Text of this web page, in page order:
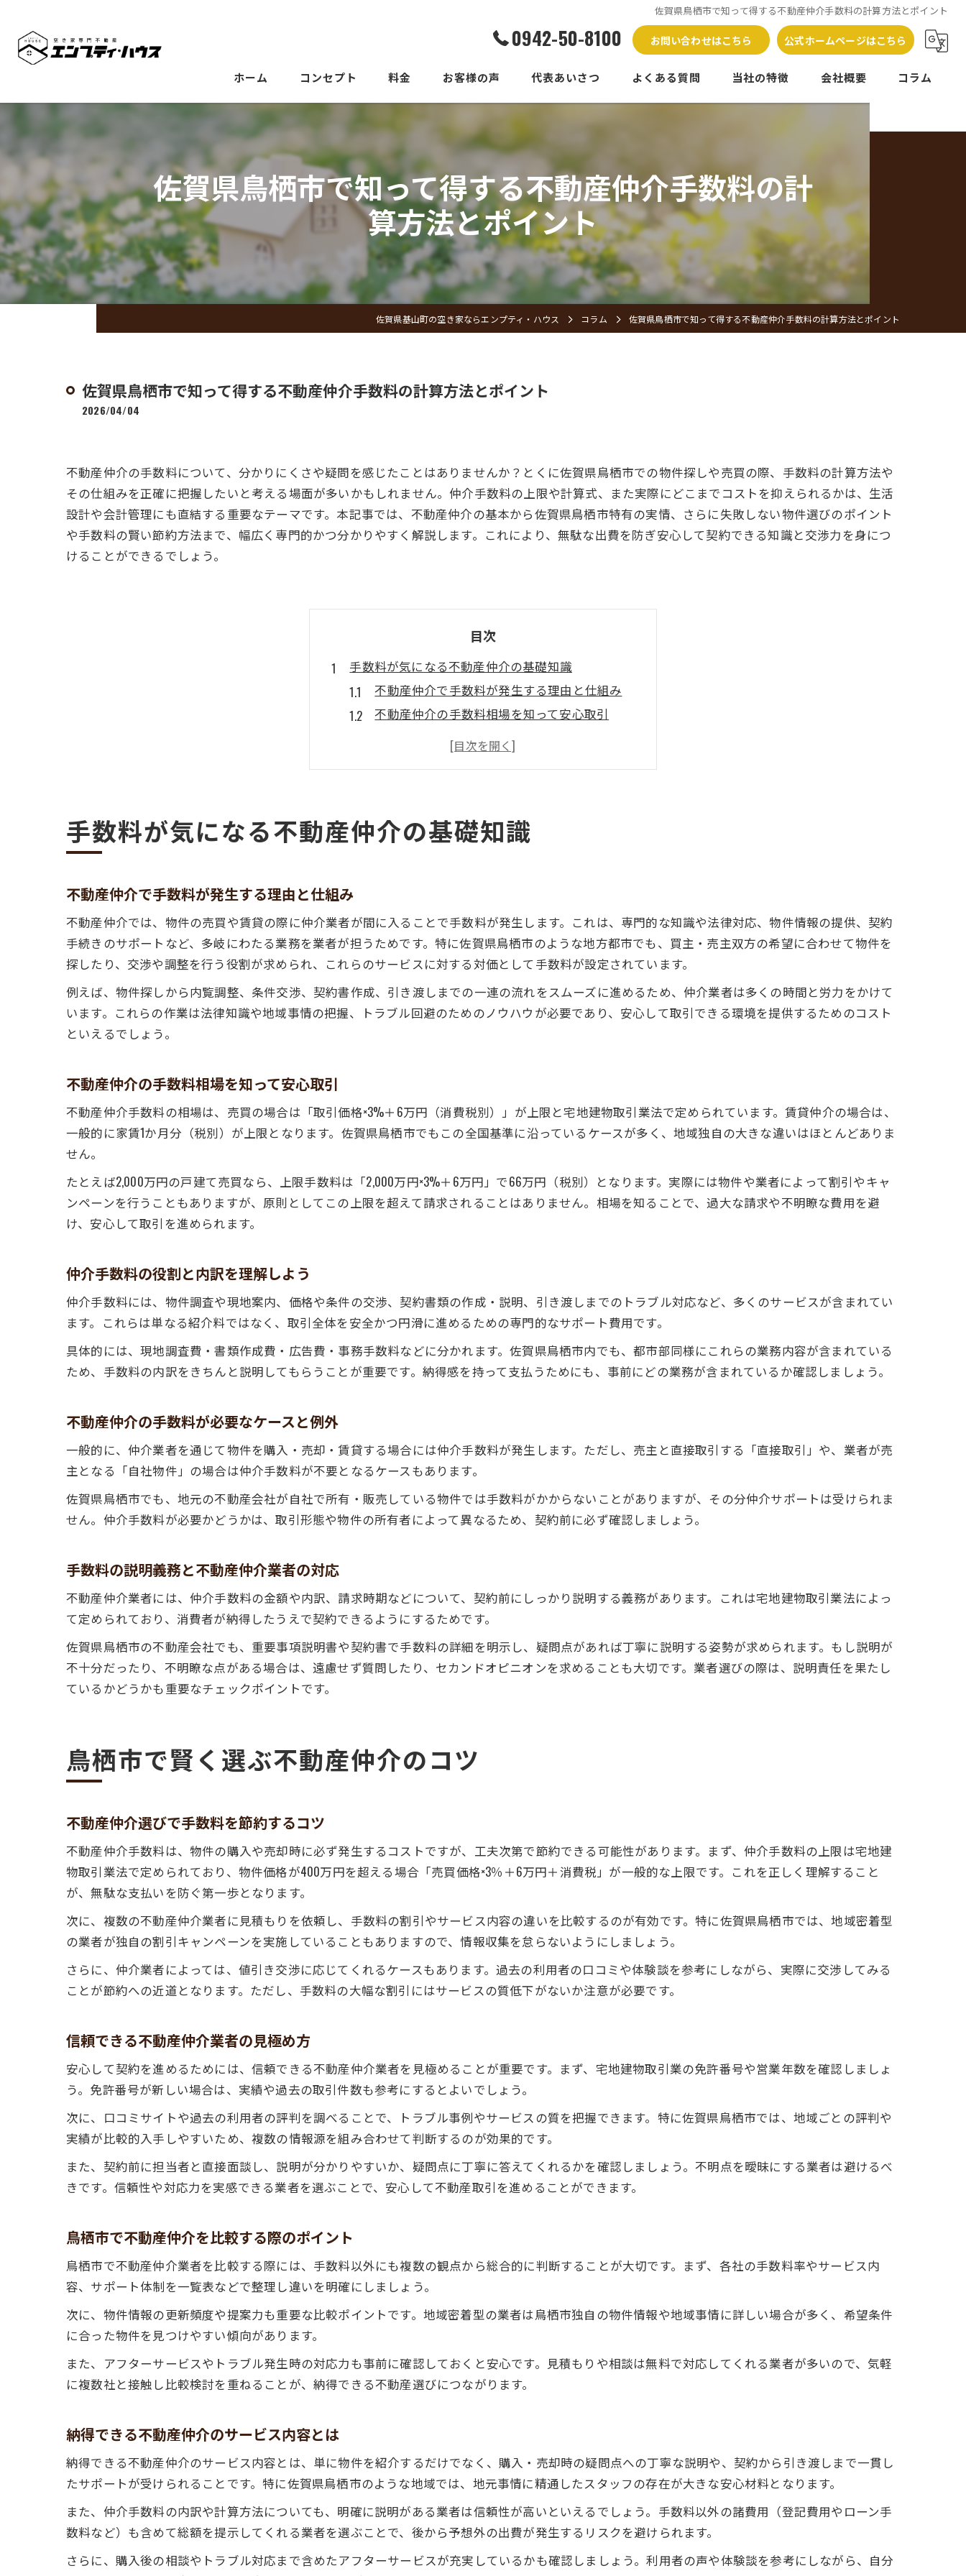
佐賀県鳥栖市で知って得する不動産仲介手数料の計算方法とポイント
0942-50-8100 お問い合わせはこちら 公式ホームページはこちら
ホーム コンセプト 料金 お客様の声 代表あいさつ よくある質問 当社の特徴
相続
相談
処分
会社概要 コラム
佐賀県鳥栖市で知って得する不動産仲介手数料の計
算方法とポイント
佐賀県基山町の空き家ならエンプティ・ハウス コラム 佐賀県鳥栖市で知って得する不動産仲介手数料の計算方法とポイント
佐賀県鳥栖市で知って得する不動産仲介手数料の計算方法とポイント
2026/04/04
不動産仲介の手数料について、分かりにくさや疑問を感じたことはありませんか？とくに佐賀県鳥栖市での物件探しや売買の際、手数料の計算方法や
その仕組みを正確に把握したいと考える場面が多いかもしれません。仲介手数料の上限や計算式、また実際にどこまでコストを抑えられるかは、生活
設計や会計管理にも直結する重要なテーマです。本記事では、不動産仲介の基本から佐賀県鳥栖市特有の実情、さらに失敗しない物件選びのポイント
や手数料の賢い節約方法まで、幅広く専門的かつ分かりやすく解説します。これにより、無駄な出費を防ぎ安心して契約できる知識と交渉力を身につ
けることができるでしょう。
目次
手数料が気になる不動産仲介の基礎知識
不動産仲介で手数料が発生する理由と仕組み
不動産仲介の手数料相場を知って安心取引
仲介手数料の役割と内訳を理解しよう
不動産仲介選びで手数料を節約するコツ
手数料交渉のタイミングと成功の秘訣
仲介手数料の計算方法を徹底解説
不動産仲介で使われる手数料計算式の基本
売買と賃貸で異なる手数料の計算ポイント
具体的な不動産仲介手数料の計算例を紹介
不動産仲介における手数料按分の意味を理解
土地と建物の割合で変わる手数料の注意点
不動産仲介で損しない按分交渉のコツ
会計処理に強い不動産仲介の選び方
不動産仲介手数料の割引交渉術を伝授
初期費用削減に役立つ不動産仲介の選択肢
費用明細を確認し無駄を省く実践方法
節約志向で安心の不動産仲介を実現
手数料節約で安心取引を目指すコツ
不動産仲介でリスクを減らすチェックポイント
節約派におすすめの不動産仲介活用法
手数料が気になる不動産仲介の基礎知識
不動産仲介で手数料が発生する理由と仕組み
不動産仲介では、物件の売買や賃貸の際に仲介業者が間に入ることで手数料が発生します。これは、専門的な知識や法律対応、物件情報の提供、契約
手続きのサポートなど、多岐にわたる業務を業者が担うためです。特に佐賀県鳥栖市のような地方都市でも、買主・売主双方の希望に合わせて物件を
探したり、交渉や調整を行う役割が求められ、これらのサービスに対する対価として手数料が設定されています。
例えば、物件探しから内覧調整、条件交渉、契約書作成、引き渡しまでの一連の流れをスムーズに進めるため、仲介業者は多くの時間と労力をかけて
います。これらの作業は法律知識や地域事情の把握、トラブル回避のためのノウハウが必要であり、安心して取引できる環境を提供するためのコスト
といえるでしょう。
不動産仲介の手数料相場を知って安心取引
不動産仲介手数料の相場は、売買の場合は「取引価格×3%＋6万円（消費税別）」が上限と宅地建物取引業法で定められています。賃貸仲介の場合は、
一般的に家賃1か月分（税別）が上限となります。佐賀県鳥栖市でもこの全国基準に沿っているケースが多く、地域独自の大きな違いはほとんどありま
せん。
たとえば2,000万円の戸建て売買なら、上限手数料は「2,000万円×3%＋6万円」で66万円（税別）となります。実際には物件や業者によって割引やキャ
ンペーンを行うこともありますが、原則としてこの上限を超えて請求されることはありません。相場を知ることで、過大な請求や不明瞭な費用を避
け、安心して取引を進められます。
仲介手数料の役割と内訳を理解しよう
仲介手数料には、物件調査や現地案内、価格や条件の交渉、契約書類の作成・説明、引き渡しまでのトラブル対応など、多くのサービスが含まれてい
ます。これらは単なる紹介料ではなく、取引全体を安全かつ円滑に進めるための専門的なサポート費用です。
具体的には、現地調査費・書類作成費・広告費・事務手数料などに分かれます。佐賀県鳥栖市内でも、都市部同様にこれらの業務内容が含まれている
ため、手数料の内訳をきちんと説明してもらうことが重要です。納得感を持って支払うためにも、事前にどの業務が含まれているか確認しましょう。
不動産仲介の手数料が必要なケースと例外
一般的に、仲介業者を通じて物件を購入・売却・賃貸する場合には仲介手数料が発生します。ただし、売主と直接取引する「直接取引」や、業者が売
主となる「自社物件」の場合は仲介手数料が不要となるケースもあります。
佐賀県鳥栖市でも、地元の不動産会社が自社で所有・販売している物件では手数料がかからないことがありますが、その分仲介サポートは受けられま
せん。仲介手数料が必要かどうかは、取引形態や物件の所有者によって異なるため、契約前に必ず確認しましょう。
手数料の説明義務と不動産仲介業者の対応
不動産仲介業者には、仲介手数料の金額や内訳、請求時期などについて、契約前にしっかり説明する義務があります。これは宅地建物取引業法によっ
て定められており、消費者が納得したうえで契約できるようにするためです。
佐賀県鳥栖市の不動産会社でも、重要事項説明書や契約書で手数料の詳細を明示し、疑問点があれば丁寧に説明する姿勢が求められます。もし説明が
不十分だったり、不明瞭な点がある場合は、遠慮せず質問したり、セカンドオピニオンを求めることも大切です。業者選びの際は、説明責任を果たし
ているかどうかも重要なチェックポイントです。
鳥栖市で賢く選ぶ不動産仲介のコツ
不動産仲介選びで手数料を節約するコツ
不動産仲介手数料は、物件の購入や売却時に必ず発生するコストですが、工夫次第で節約できる可能性があります。まず、仲介手数料の上限は宅地建
物取引業法で定められており、物件価格が400万円を超える場合「売買価格×3％＋6万円＋消費税」が一般的な上限です。これを正しく理解すること
が、無駄な支払いを防ぐ第一歩となります。
次に、複数の不動産仲介業者に見積もりを依頼し、手数料の割引やサービス内容の違いを比較するのが有効です。特に佐賀県鳥栖市では、地域密着型
の業者が独自の割引キャンペーンを実施していることもありますので、情報収集を怠らないようにしましょう。
さらに、仲介業者によっては、値引き交渉に応じてくれるケースもあります。過去の利用者の口コミや体験談を参考にしながら、実際に交渉してみる
ことが節約への近道となります。ただし、手数料の大幅な割引にはサービスの質低下がないか注意が必要です。
信頼できる不動産仲介業者の見極め方
安心して契約を進めるためには、信頼できる不動産仲介業者を見極めることが重要です。まず、宅地建物取引業の免許番号や営業年数を確認しましょ
う。免許番号が新しい場合は、実績や過去の取引件数も参考にするとよいでしょう。
次に、口コミサイトや過去の利用者の評判を調べることで、トラブル事例やサービスの質を把握できます。特に佐賀県鳥栖市では、地域ごとの評判や
実績が比較的入手しやすいため、複数の情報源を組み合わせて判断するのが効果的です。
また、契約前に担当者と直接面談し、説明が分かりやすいか、疑問点に丁寧に答えてくれるかを確認しましょう。不明点を曖昧にする業者は避けるべ
きです。信頼性や対応力を実感できる業者を選ぶことで、安心して不動産取引を進めることができます。
鳥栖市で不動産仲介を比較する際のポイント
鳥栖市で不動産仲介業者を比較する際には、手数料以外にも複数の観点から総合的に判断することが大切です。まず、各社の手数料率やサービス内
容、サポート体制を一覧表などで整理し違いを明確にしましょう。
次に、物件情報の更新頻度や提案力も重要な比較ポイントです。地域密着型の業者は鳥栖市独自の物件情報や地域事情に詳しい場合が多く、希望条件
に合った物件を見つけやすい傾向があります。
また、アフターサービスやトラブル発生時の対応力も事前に確認しておくと安心です。見積もりや相談は無料で対応してくれる業者が多いので、気軽
に複数社と接触し比較検討を重ねることが、納得できる不動産選びにつながります。
納得できる不動産仲介のサービス内容とは
納得できる不動産仲介のサービス内容とは、単に物件を紹介するだけでなく、購入・売却時の疑問点への丁寧な説明や、契約から引き渡しまで一貫し
たサポートが受けられることです。特に佐賀県鳥栖市のような地域では、地元事情に精通したスタッフの存在が大きな安心材料となります。
また、仲介手数料の内訳や計算方法についても、明確に説明がある業者は信頼性が高いといえるでしょう。手数料以外の諸費用（登記費用やローン手
数料など）も含めて総額を提示してくれる業者を選ぶことで、後から予想外の出費が発生するリスクを避けられます。
さらに、購入後の相談やトラブル対応まで含めたアフターサービスが充実しているかも確認しましょう。利用者の声や体験談を参考にしながら、自分